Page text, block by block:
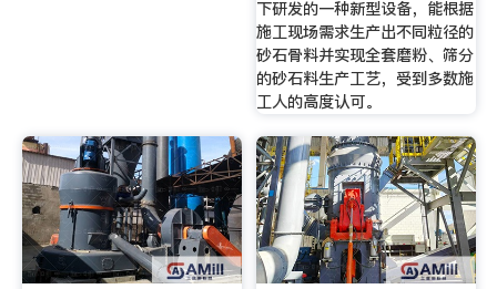
下研发的一种新型设备，能根据
施工现场需求生产出不同粒径的
砂石骨料并实现全套磨粉、筛分
的砂石料生产工艺，受到多数施
工人的高度认可。